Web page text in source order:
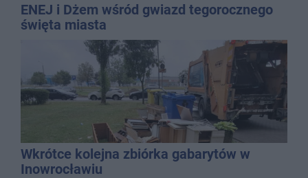
ENEJ i Dżem wśród gwiazd tegorocznego
święta miasta
Wkrótce kolejna zbiórka gabarytów w
Inowrocławiu